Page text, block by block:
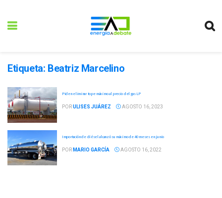
Etiqueta: Beatriz Marcelino
Piden eliminar tope máximo al precio del gas LP
PORULISES JUÁREZ AGOSTO 16, 2023
Importación de diésel alcanzó su máximo de 40 meses en junio
POR MARIO GARCÍA AGOSTO 16, 2022